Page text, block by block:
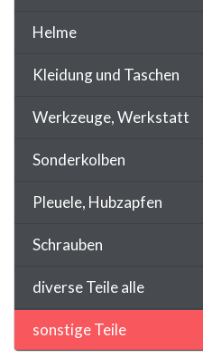
Helme
Kleidung und Taschen
Werkzeuge, Werkstatt
Sonderkolben
Pleuele, Hubzapfen
Schrauben
diverse Teile alle
sonstige Teile